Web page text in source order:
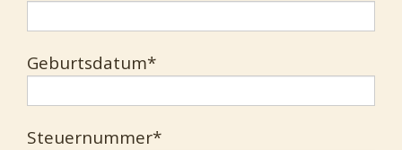
Geburtsdatum*
Steuernummer*